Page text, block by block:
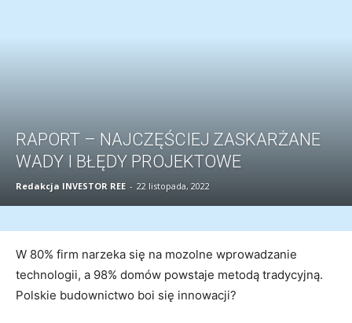
RAPORT – NAJCZĘŚCIEJ ZASKARŻANE
WADY I BŁĘDY PROJEKTOWE
Redakcja INVESTOR REE - 22 listopada, 2022
W 80% firm narzeka się na mozolne wprowadzanie
technologii, a 98% domów powstaje metodą tradycyjną.
Polskie budownictwo boi się innowacji?